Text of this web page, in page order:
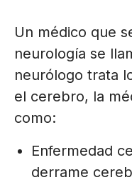
Un médico que
neurología se
neurólogo trata
el cerebro, la
como:
Enfermedad
derrame